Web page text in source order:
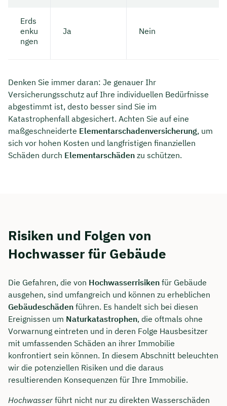
Erds
enku
ngen
Ja Nein
Denken Sie immer daran: Je genauer Ihr
Versicherungsschutz auf Ihre individuellen Bedürfnisse
abgestimmt ist, desto besser sind Sie im
Katastrophenfall abgesichert. Achten Sie auf eine
maßgeschneiderte Elementarschadenversicherung, um
sich vor hohen Kosten und langfristigen finanziellen
Schäden durch Elementarschäden zu schützen.
Risiken und Folgen von
Hochwasser für Gebäude
Die Gefahren, die von Hochwasserrisiken für Gebäude
ausgehen, sind umfangreich und können zu erheblichen
Gebäudeschäden führen. Es handelt sich bei diesen
Ereignissen um Naturkatastrophen, die oftmals ohne
Vorwarnung eintreten und in deren Folge Hausbesitzer
mit umfassenden Schäden an ihrer Immobilie
konfrontiert sein können. In diesem Abschnitt beleuchten
wir die potenziellen Risiken und die daraus
resultierenden Konsequenzen für Ihre Immobilie.
Hochwasser führt nicht nur zu direkten Wasserschäden